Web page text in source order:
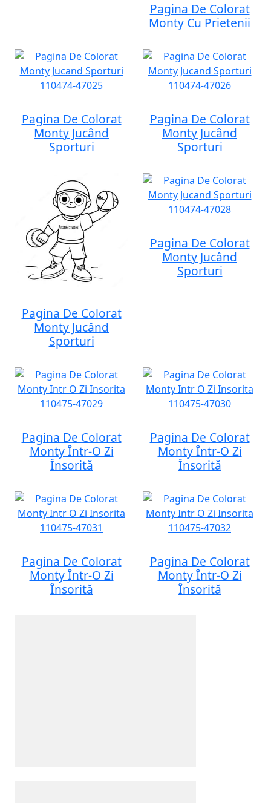
Pagina De Colorat
Monty Cu Prietenii
Pagina De Colorat
Monty Jucând
Sporturi
Pagina De Colorat
Monty Jucând
Sporturi
Pagina De Colorat
Monty Jucând
Sporturi
Pagina De Colorat
Monty Jucând
Sporturi
Pagina De Colorat
Monty Într-O Zi
Însorită
Pagina De Colorat
Monty Într-O Zi
Însorită
Pagina De Colorat
Monty Într-O Zi
Însorită
Pagina De Colorat
Monty Într-O Zi
Însorită